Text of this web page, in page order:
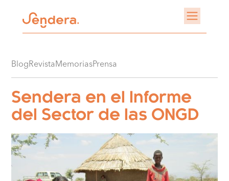
BlogRevistaMemoriasPrensa
Sendera en el Informe
del Sector de las ONGD